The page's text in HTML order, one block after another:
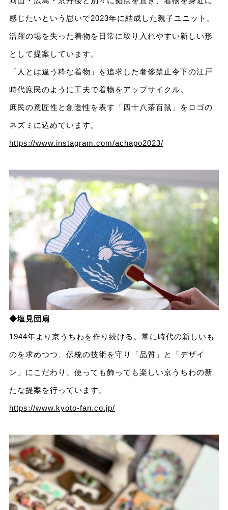
感じたいという思いで2023年に結成した親子ユニット。
活躍の場を失った着物を日常に取り入れやすい新しい形
として提案しています。
「人とは違う粋な着物」を追求した奢侈禁止令下の江戸
時代庶民のように工夫で着物をアップサイクル。
庶民の意匠性と創造性を表す「四十八茶百鼠」をロゴの
ネズミに込めています。
https://www.instagram.com/achapo2023/
◆塩見団扇
1944年より京うちわを作り続ける。常に時代の新しいも
のを求めつつ、伝統の技術を守り「品質」と「デザイ
ン」にこだわり、使っても飾っても楽しい京うちわの新
たな提案を行っています。
https://www.kyoto-fan.co.jp/